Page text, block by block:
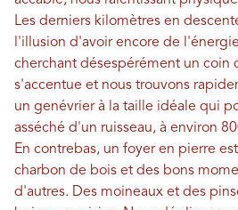
Les derniers kilomètres en
l'illusion d'avoir encore de
cherchant désespérément un coin
s'accentue et nous trouvons
un genévrier à la taille idéale qui
asséché d'un ruisseau, à environ
En contrebas, un foyer en pierre
charbon de bois et des bons
d'autres. Des moineaux et des